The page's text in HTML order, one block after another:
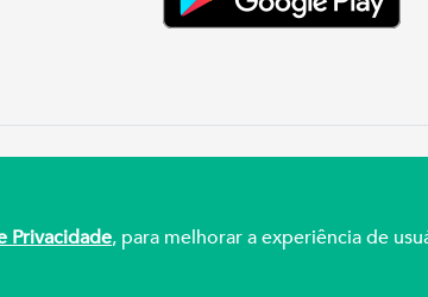
Privacidade, para melhorar a experiência de
Porto Alegre | (51) 3027.3737